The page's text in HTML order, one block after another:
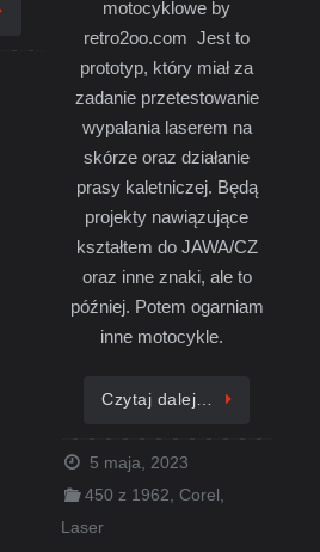
motocyklowe by
retro2oo.com Jest to
prototyp, który miał za
zadanie przetestowanie
wypalania laserem na
skórze oraz działanie
prasy kaletniczej. Będą
projekty nawiązujące
kształtem do JAWA/CZ
oraz inne znaki, ale to
później. Potem ogarniam
inne motocykle.
Czytaj dalej…
5 maja, 2023
450 z 1962
Corel
Laser